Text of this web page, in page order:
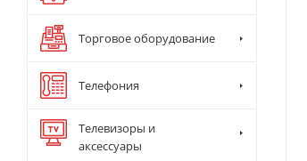
Торговое оборудование
Телефония
Телевизоры и
аксессуары